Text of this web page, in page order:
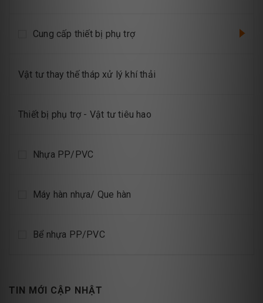
Cung cấp thiết bị phụ trợ
Vật tư thay thế tháp xử lý khí thải
Thiết bị phụ trợ - Vật tư tiêu hao
Nhựa PP/PVC
Máy hàn nhựa/ Que hàn
Bể nhựa PP/PVC
TIN MỚI CẬP NHẬT